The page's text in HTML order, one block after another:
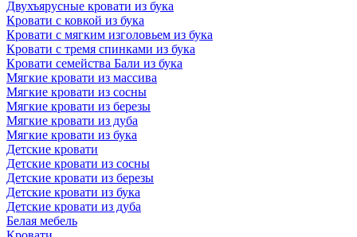
Двухъярусные кровати из бука
Кровати с ковкой из бука
Кровати с мягким изголовьем из бука
Кровати с тремя спинками из бука
Кровати семейства Бали из бука
Мягкие кровати из массива
Мягкие кровати из сосны
Мягкие кровати из березы
Мягкие кровати из дуба
Мягкие кровати из бука
Детские кровати
Детские кровати из сосны
Детские кровати из березы
Детские кровати из бука
Детские кровати из дуба
Белая мебель